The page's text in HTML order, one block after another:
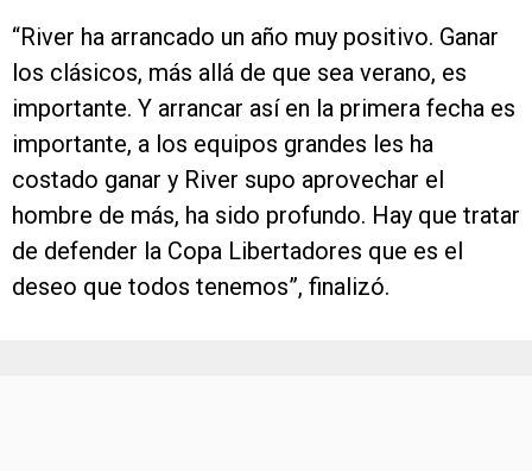
“River ha arrancado un año muy positivo. Ganar
los clásicos, más allá de que sea verano, es
importante. Y arrancar así en la primera fecha es
importante, a los equipos grandes les ha
costado ganar y River supo aprovechar el
hombre de más, ha sido profundo. Hay que tratar
de defender la Copa Libertadores que es el
deseo que todos tenemos”, finalizó.